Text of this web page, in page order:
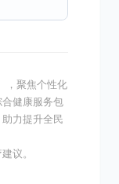
，聚焦个性化
健康服务包
力提升全民
议。